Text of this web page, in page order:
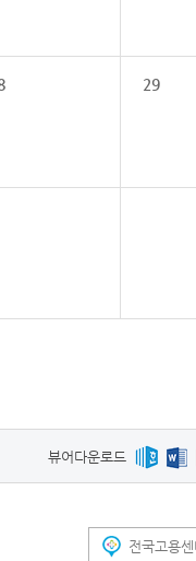
29
뷰어다운로드
전국고용센